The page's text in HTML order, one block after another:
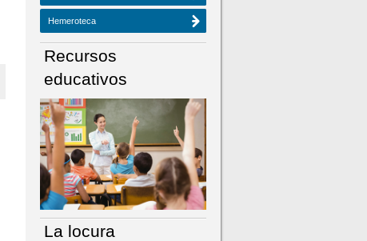
Hemeroteca
Recursos
educativos
La locura